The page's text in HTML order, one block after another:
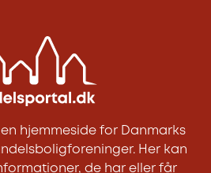
hjemmeside for Danmarks
Her kan
de har eller får